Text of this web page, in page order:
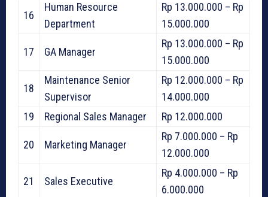
16
Human Resource
Department
Rp 13.000.000 – Rp
15.000.000
17 GA Manager
Rp 13.000.000 – Rp
15.000.000
18
Maintenance Senior
Supervisor
Rp 12.000.000 – Rp
14.000.000
19
Regional Sales Manager Rp 12.000.000
20 Marketing Manager
Rp 7.000.000 – Rp
12.000.000
21 Sales Executive
Rp 4.000.000 – Rp
6.000.000